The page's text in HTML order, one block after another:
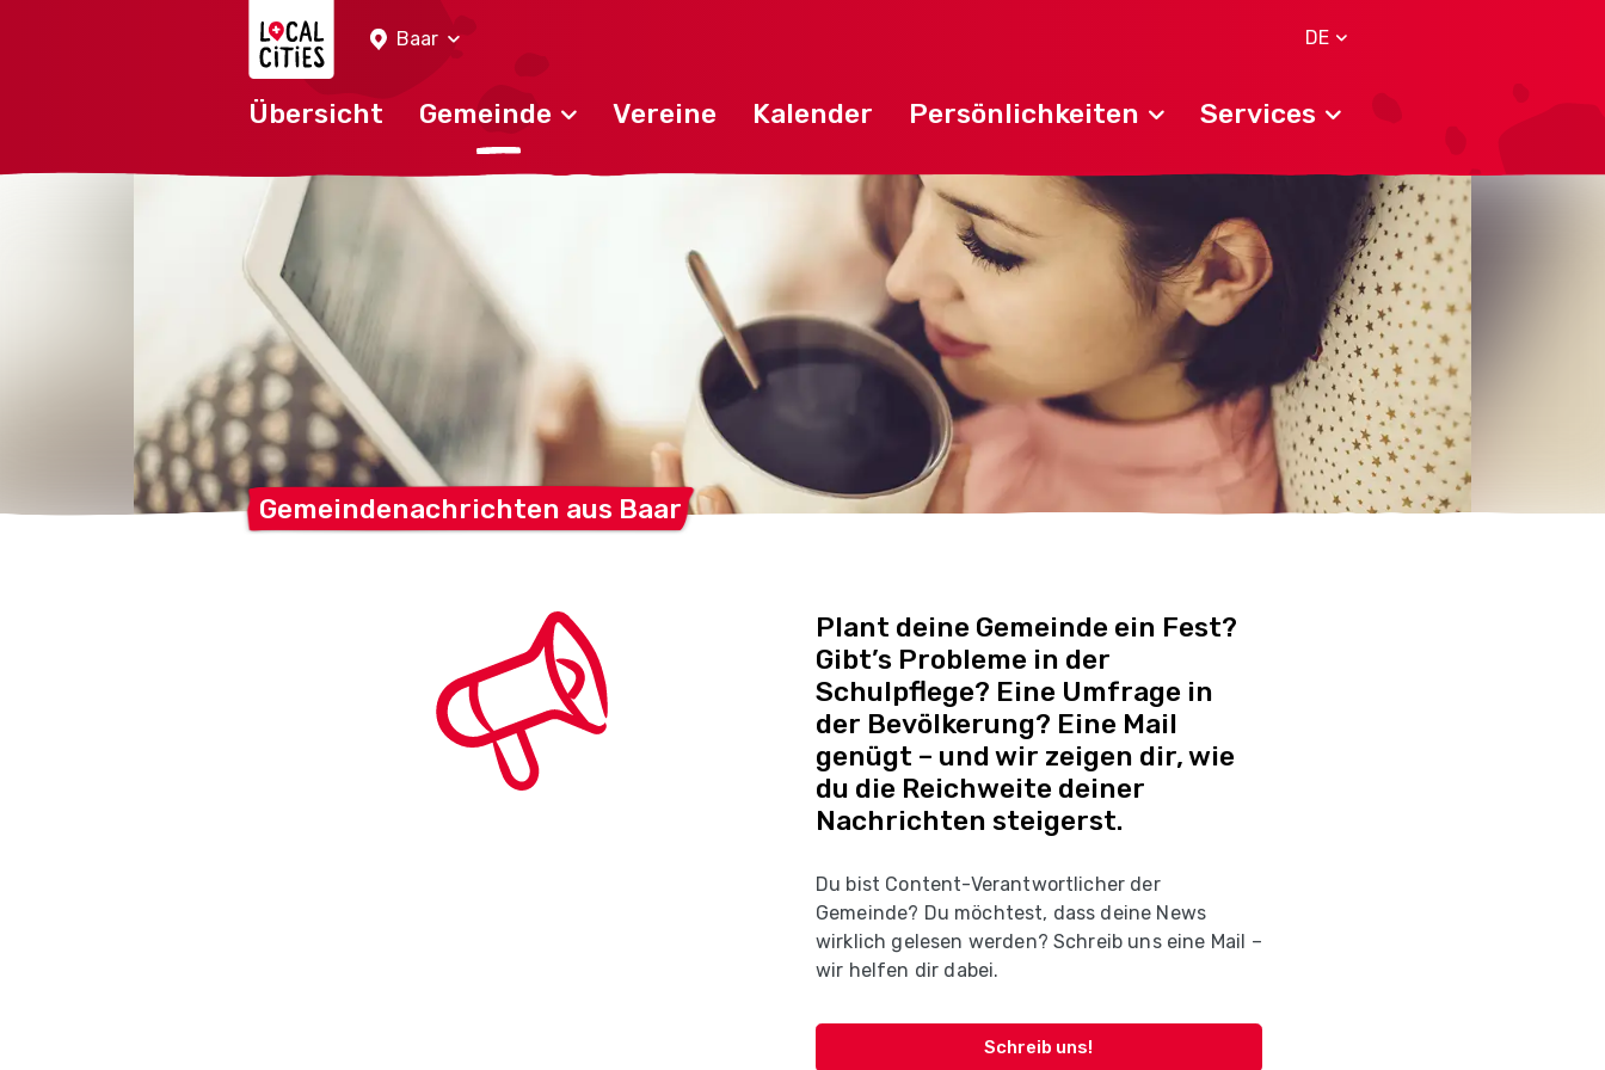
Baar
DE
Übersicht Gemeinde Vereine Kalender Persönlichkeiten Services
Gemeindenachrichten aus Baar
Plant deine Gemeinde ein Fest?
Gibt’s Probleme in der
Schulpflege? Eine Umfrage in
der Bevölkerung? Eine Mail
genügt – und wir zeigen dir, wie
du die Reichweite deiner
Nachrichten steigerst.
Du bist Content-Verantwortlicher der
Gemeinde? Du möchtest, dass deine News
wirklich gelesen werden? Schreib uns eine Mail –
wir helfen dir dabei.
Schreib uns!